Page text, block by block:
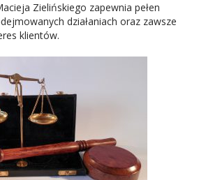
Zielińskiego zapewnia pełen
działaniach oraz zawsze
klientów.